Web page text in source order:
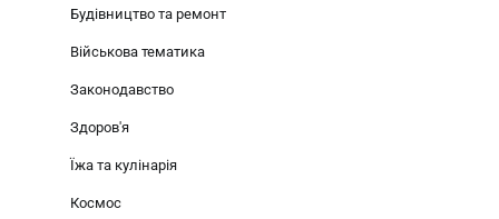
Будівництво та ремонт
Військова тематика
Законодавство
Здоров'я
Їжа та кулінарія
Космос